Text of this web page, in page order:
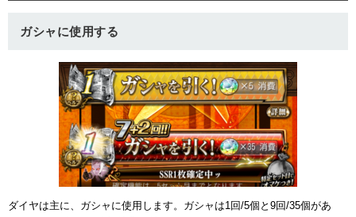
ガシャに使用する
ダイヤは主に、ガシャに使用します。ガシャは1回/5個と9回/35個があ